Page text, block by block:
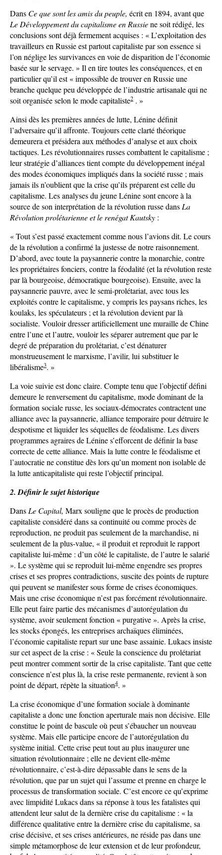
Dans Ce que sont les amis du peuple, écrit en 1894, avant que
Le Développement du capitalisme en Russiene soit rédigé, les
conclusions sont déjà fermement acquises : « L’exploitation des
travailleurs en Russie est partout capitaliste par son essence si
l’on néglige les survivances en voie de disparition de l’économie
basée sur le servage. » Il en tire toutes les conséquences, et en
particulier qu’il est « impossible de trouver en Russie une
branche quelque peu développée de l’industrie artisanale qui ne
soit organisée selon le mode capitaliste2 . »
Ainsi dès les premières années de lutte, Lénine définit
l’adversaire qu’il affronte. Toujours cette clarté théorique
demeurera et présidera aux méthodes d’analyse et aux choix
tactiques. Les révolutionnaires russes combattent le capitalisme ;
leur stratégie d’alliances tient compte du développement inégal
des modes économiques impliqués dans la société russe ; mais
jamais ils n’oublient que la crise qu’ils préparent est celle du
capitalisme. Les analyses du jeune Lénine sont encore à la
source de son interprétation de la révolution russe dans La
Révolution prolétarienne et le renégat Kautsky :
« Tout s’est passé exactement comme nous l’avions dit. Le cours
de la révolution a confirmé la justesse de notre raisonnement.
D’abord, avec toute la paysannerie contre la monarchie, contre
les propriétaires fonciers, contre la féodalité (et la révolution reste
par là bourgeoise, démocratique bourgeoise). Ensuite, avec la
paysannerie pauvre, avec le semi-prolétariat, avec tous les
exploités contre le capitalisme, y compris les paysans riches, les
koulaks, les spéculateurs ; et la révolution devient par là
socialiste. Vouloir dresser artificiellement une muraille de Chine
entre l’une et l’autre, vouloir les séparer autrement que par le
degré de préparation du prolétariat, c’est dénaturer
monstrueusement le marxisme, l’avilir, lui substituer le
libéralisme3. »
La voie suivie est donc claire. Compte tenu que l’objectif défini
demeure le renversement du capitalisme, mode dominant de la
formation sociale russe, les sociaux-démocrates contractent une
alliance avec la paysannerie, alliance temporaire pour détruire le
despotisme et liquider les séquelles de féodalisme. Les divers
programmes agraires de Lénine s’efforcent de définir la base
correcte de cette alliance. Mais la lutte contre le féodalisme et
l’autocratie ne constitue dès lors qu’un moment non isolable de
la lutte anticapitaliste qui reste l’objectif principal.
2. Définir le sujet historique
Dans Le Capital, Marx souligne que le procès de production
capitaliste considéré dans sa continuité ou comme procès de
reproduction, ne produit pas seulement de la marchandise, ni
seulement de la plus-value, « il produit et reproduit le rapport
capitaliste lui-même : d’un côté le capitaliste, de l’autre le salarié
». Le système qui se reproduit lui-même engendre ses propres
crises et ses propres contradictions, suscite des points de rupture
qui peuvent se manifester sous forme de crises économiques.
Mais une crise économique n’est pas forcément révolutionnaire.
Elle peut faire partie des mécanismes d’autorégulation du
système, avoir seulement fonction « purgative ». Après la crise,
les stocks épongés, les entreprises archaïques éliminées,
l’économie capitaliste repart sur une base assainie. Lukacs insiste
sur cet aspect de la crise : « Seule la conscience du prolétariat
peut montrer comment sortir de la crise capitaliste. Tant que cette
conscience n’est plus là, la crise reste permanente, revient à son
point de départ, répète la situation4. »
La crise économique d’une formation sociale à dominante
capitaliste a donc une fonction aperturale mais non décisive. Elle
constitue le point de bascule où peut s’ébaucher un nouveau
système. Mais elle participe encore de l’autorégulation du
système initial. Cette crise peut tout au plus inaugurer une
situation révolutionnaire ; elle ne devient elle-même
révolutionnaire, c’est-à-dire dépassable dans le sens de la
révolution, que par un sujet qui l’assume et prenne en charge le
processus de transformation sociale. C’est encore ce qu’exprime
avec limpidité Lukacs dans sa réponse à tous les fatalistes qui
attendent leur salut de la dernière crise du capitalisme : « la
différence qualitative entre la dernière crise du capitalisme, sa
crise décisive, et ses crises antérieures, ne réside pas dans une
simple métamorphose de leur extension et de leur profondeur,